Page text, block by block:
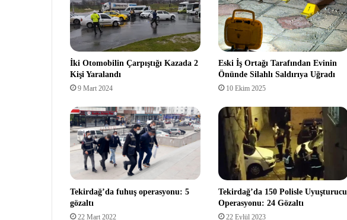
İki Otomobilin Çarpıştığı Kazada 2
Kişi Yaralandı
9 Mart 2024
Eski İş Ortağı Tarafından Evinin
Önünde Silahlı Saldırıya Uğradı
10 Ekim 2025
Tekirdağ’da fuhuş operasyonu: 5
gözaltı
22 Mart 2022
Tekirdağ’da 150 Polisle Uyuşturucu
Operasyonu: 24 Gözaltı
22 Eylül 2023